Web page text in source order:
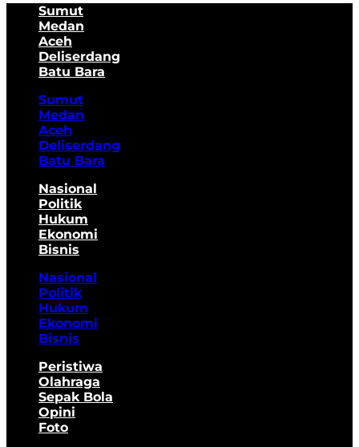
Sumut
Medan
Aceh
Deliserdang
Batu Bara
Sumut
Medan
Aceh
Deliserdang
Batu Bara
Nasional
Politik
Hukum
Ekonomi
Bisnis
Nasional
Politik
Hukum
Ekonomi
Bisnis
Peristiwa
Olahraga
Sepak Bola
Opini
Foto